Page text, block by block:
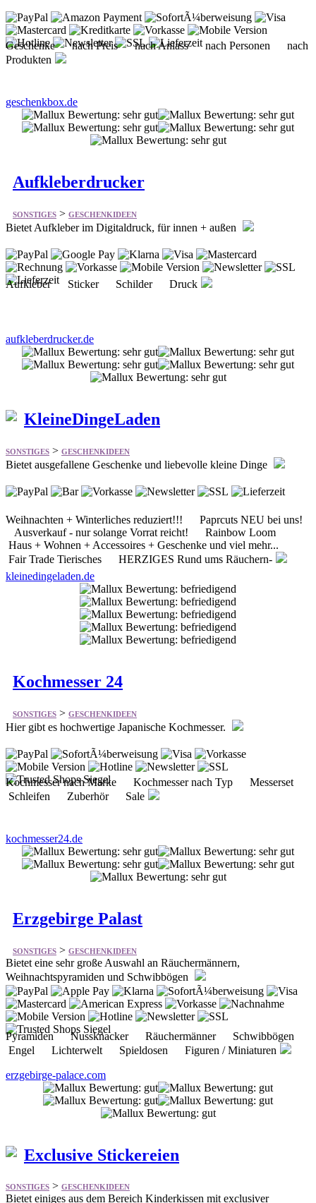
Geschenke nach Preis nach Anlass nach Personen nach
Produkten
Aufkleberdrucker
SONSTIGES> GESCHENKIDEEN
Bietet Aufkleber im Digitaldruck, für innen + außen
Aufkleber Sticker Schilder Druck
KleineDingeLaden
SONSTIGES>GESCHENKIDEEN
Bietet ausgefallene Geschenke und liebevolle kleine Dinge
Weihnachten + Winterliches reduziert!!! Paprcuts NEU bei uns!
Ausverkauf - nur solange Vorrat reicht! Rainbow Loom
Fair Trade Tierisches HERZIGES Rund ums Räuchern-
kleinedingeladen.de
Kochmesser 24
SONSTIGES>GESCHENKIDEEN
Hier gibt es hochwertige Japanische Kochmesser.
Kochmesser nach Marke Kochmesser nach Typ Messerset
Schleifen Zuberhör Sale
Erzgebirge Palast
SONSTIGES>GESCHENKIDEEN
Bietet eine sehr große Auswahl an Räuchermännern,
Pyramiden Nussknacker Räuchermänner Schwibbögen
Engel Lichterwelt Spieldosen Figuren / Miniaturen
erzgebirge-palace.com
Exclusive Stickereien
SONSTIGES>GESCHENKIDEEN
Bietet einiges aus dem Bereich Kinderkissen mit exclusiver